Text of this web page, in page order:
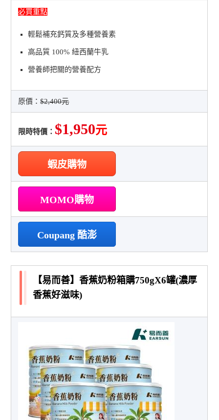
必買重點
輕鬆補充鈣質及多種營養素
高品質 100% 紐西蘭牛乳
營養師把關的營養配方
原價：$2,400元
限時特價： $1,950元
蝦皮購物
MOMO購物
Coupang 酷澎
【易而善】香蕉奶粉箱購750gX6罐(濃厚
香蕉好滋味)